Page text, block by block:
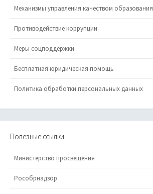
Механизмы управления качеством образования
Противодействие коррупции
Меры соцподдержки
Бесплатная юридическая помощь
Политика обработки персональных данных
Полезные ссылки
Министерство просвещения
Рособрнадзор